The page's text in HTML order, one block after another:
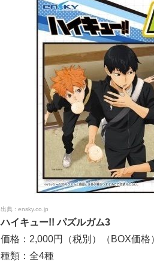
ensky.co.jp
ハイキュー!! パズルガム3
価格：2,000円（税別）（BOX価格
種類：全4種